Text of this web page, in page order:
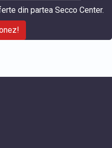
din partea Secco Center.